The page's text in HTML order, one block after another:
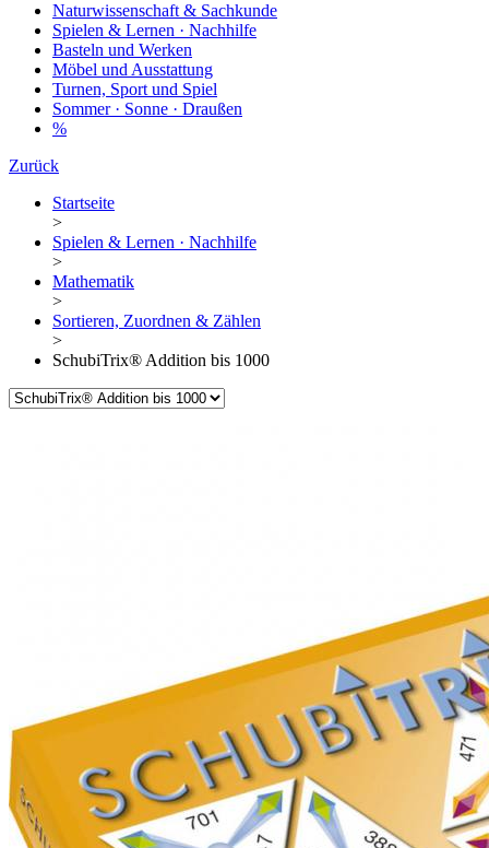
Naturwissenschaft & Sachkunde
Spielen & Lernen · Nachhilfe
Basteln und Werken
Möbel und Ausstattung
Turnen, Sport und Spiel
Sommer · Sonne · Draußen
%
Zurück
Startseite
>
Spielen & Lernen · Nachhilfe
>
Mathematik
>
Sortieren, Zuordnen & Zählen
>
SchubiTrix® Addition bis 1000